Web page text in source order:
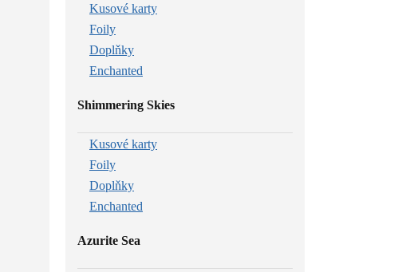
Kusové karty
Foily
Doplňky
Enchanted
Shimmering Skies
Kusové karty
Foily
Doplňky
Enchanted
Azurite Sea